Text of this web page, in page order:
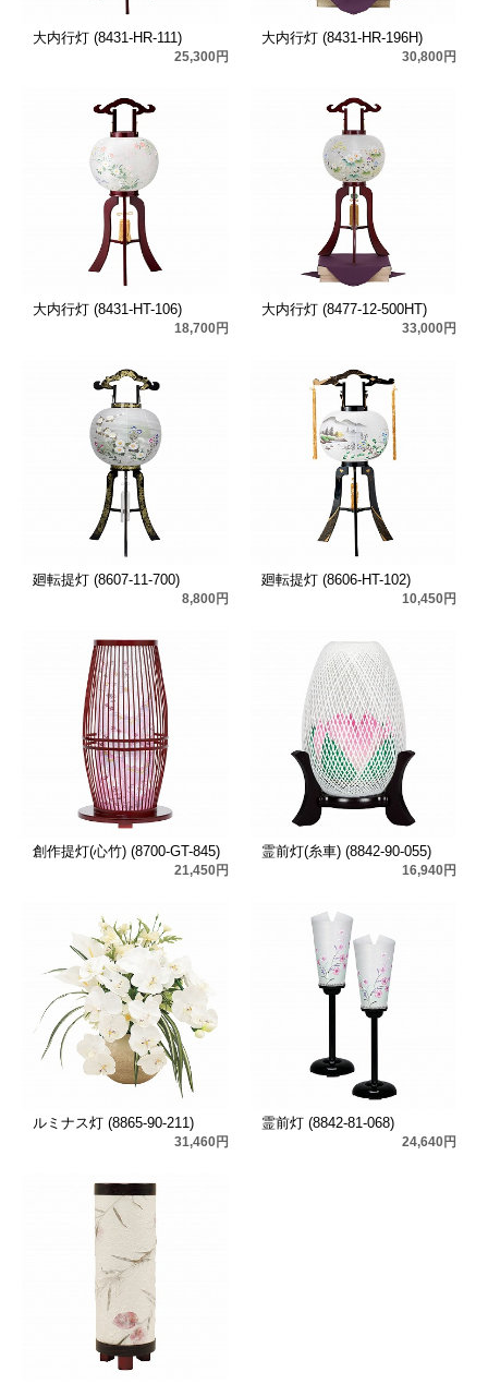
大内行灯 (8431-HR-111)
25,300円
大内行灯 (8431-HR-196H)
30,800円
大内行灯 (8431-HT-106)
18,700円
大内行灯 (8477-12-500HT)
33,000円
廻転提灯 (8607-11-700)
8,800円
廻転提灯 (8606-HT-102)
10,450円
創作提灯(心竹) (8700-GT-845)
21,450円
霊前灯(糸車) (8842-90-055)
16,940円
ルミナス灯 (8865-90-211)
31,460円
霊前灯 (8842-81-068)
24,640円